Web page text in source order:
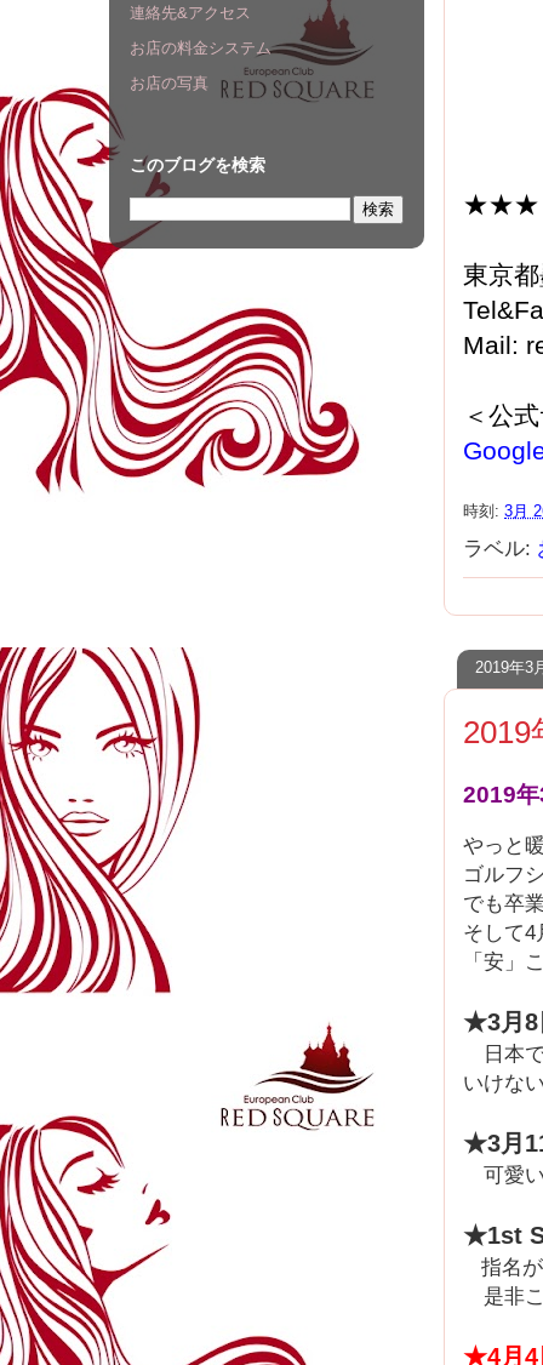
★★★
東京
Mail:
＜公
時刻: 3月
ラベル:
2019年3
2019
2019
やっと
ゴルフ
でも卒
そして4
「安」
★3月8
日本で
いけな
★3月
可愛
★1st
指名が
是非
★4月4
連絡先&アクセス
お店の料金システム
お店の写真
このブログを検索